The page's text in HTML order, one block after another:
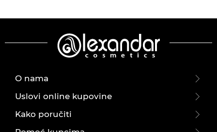
O nama
Uslovi online kupovine
Kako poručiti